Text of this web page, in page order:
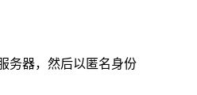
务器，然后以匿名身份